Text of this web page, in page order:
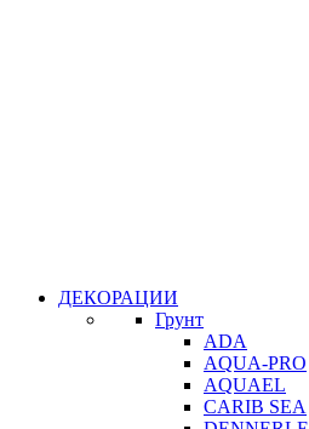
ДЕКОРАЦИИ
Грунт
ADA
AQUA-PRO
AQUAEL
CARIB SEA